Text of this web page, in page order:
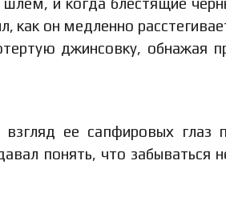
как он медленно
джинсовку, обнажая
ее сапфировых глаз
понять, что забываться